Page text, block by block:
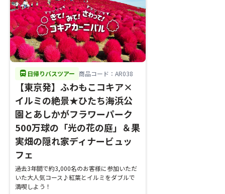
directions_bus 日帰りバスツアー 商品コード：AR038
【東京発】ふわもこコキア×
イルミの絶景★ひたち海浜公
園とあしかがフラワーパーク
500万球の「光の花の庭」＆果
実畑の隠れ家ディナービュッ
フェ
過去3年間で約3,000名のお客様に参加いただ
いた大人気コース♪紅葉とイルミをダブルで
満喫しよう！